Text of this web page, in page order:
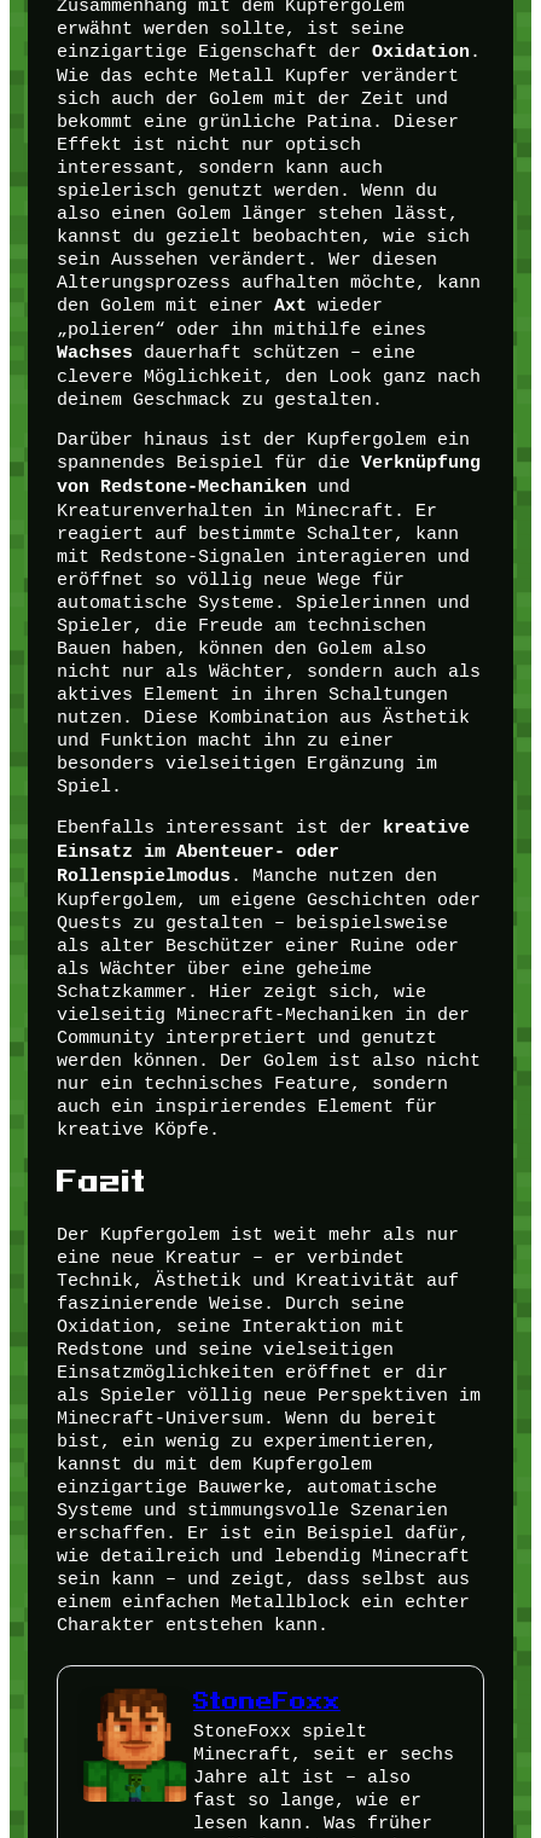
Zusammenhang mit dem Kupfergolem
erwähnt werden sollte, ist seine
einzigartige Eigenschaft der Oxidation .
Wie das echte Metall Kupfer verändert
sich auch der Golem mit der Zeit und
bekommt eine grünliche Patina. Dieser
Effekt ist nicht nur optisch
interessant, sondern kann auch
spielerisch genutzt werden. Wenn du
also einen Golem länger stehen lässt,
kannst du gezielt beobachten, wie sich
sein Aussehen verändert. Wer diesen
Alterungsprozess aufhalten möchte, kann
den Golem mit einer Axt wieder
„polieren“ oder ihn mithilfe eines
Wachses dauerhaft schützen – eine
clevere Möglichkeit, den Look ganz nach
deinem Geschmack zu gestalten.
Darüber hinaus ist der Kupfergolem ein
spannendes Beispiel für die Verknüpfung
von Redstone-Mechaniken und
Kreaturenverhalten in Minecraft. Er
reagiert auf bestimmte Schalter, kann
mit Redstone-Signalen interagieren und
eröffnet so völlig neue Wege für
automatische Systeme. Spielerinnen und
Spieler, die Freude am technischen
Bauen haben, können den Golem also
nicht nur als Wächter, sondern auch als
aktives Element in ihren Schaltungen
nutzen. Diese Kombination aus Ästhetik
und Funktion macht ihn zu einer
besonders vielseitigen Ergänzung im
Spiel.
Ebenfalls interessant ist der kreative
Einsatz im Abenteuer- oder
Rollenspielmodus . Manche nutzen den
Kupfergolem, um eigene Geschichten oder
Quests zu gestalten – beispielsweise
als alter Beschützer einer Ruine oder
als Wächter über eine geheime
Schatzkammer. Hier zeigt sich, wie
vielseitig Minecraft-Mechaniken in der
Community interpretiert und genutzt
werden können. Der Golem ist also nicht
nur ein technisches Feature, sondern
auch ein inspirierendes Element für
kreative Köpfe.
Fazit
Der Kupfergolem ist weit mehr als nur
eine neue Kreatur – er verbindet
Technik, Ästhetik und Kreativität auf
faszinierende Weise. Durch seine
Oxidation, seine Interaktion mit
Redstone und seine vielseitigen
Einsatzmöglichkeiten eröffnet er dir
als Spieler völlig neue Perspektiven im
Minecraft-Universum. Wenn du bereit
bist, ein wenig zu experimentieren,
kannst du mit dem Kupfergolem
einzigartige Bauwerke, automatische
Systeme und stimmungsvolle Szenarien
erschaffen. Er ist ein Beispiel dafür,
wie detailreich und lebendig Minecraft
sein kann – und zeigt, dass selbst aus
einem einfachen Metallblock ein echter
Charakter entstehen kann.
StoneFoxx
StoneFoxx spielt
Minecraft, seit er sechs
Jahre alt ist – also
fast so lange, wie er
lesen kann. Was früher